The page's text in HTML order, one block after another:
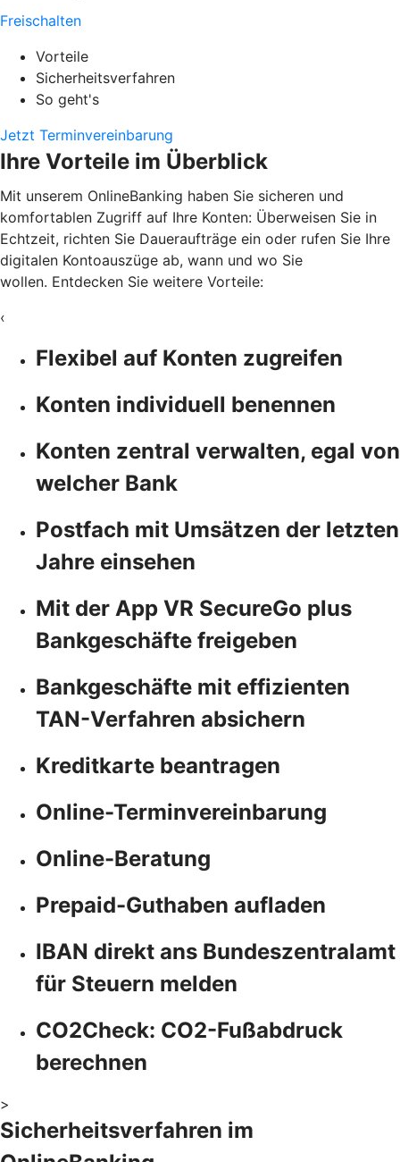
Freischalten
Vorteile
Sicherheitsverfahren
So geht's
Jetzt Terminvereinbarung
Ihre Vorteile im Überblick
Mit unserem OnlineBanking haben Sie sicheren und
komfortablen Zugriff auf Ihre Konten: Überweisen Sie in
Echtzeit, richten Sie Daueraufträge ein oder rufen Sie Ihre
digitalen Kontoauszüge ab, wann und wo Sie
wollen. Entdecken Sie weitere Vorteile:
‹
Flexibel auf Konten zugreifen
Konten individuell benennen
Konten zentral verwalten, egal von
welcher Bank
Postfach mit Umsätzen der letzten
Jahre einsehen
Mit der App VR SecureGo plus
Bankgeschäfte freigeben
Bankgeschäfte mit effizienten
TAN-Verfahren absichern
Kreditkarte beantragen
Online-Terminvereinbarung
Online-Beratung
Prepaid-Guthaben aufladen
IBAN direkt ans Bundeszentralamt
für Steuern melden
CO2Check: CO2-Fußabdruck
berechnen
>
Sicherheitsverfahren im